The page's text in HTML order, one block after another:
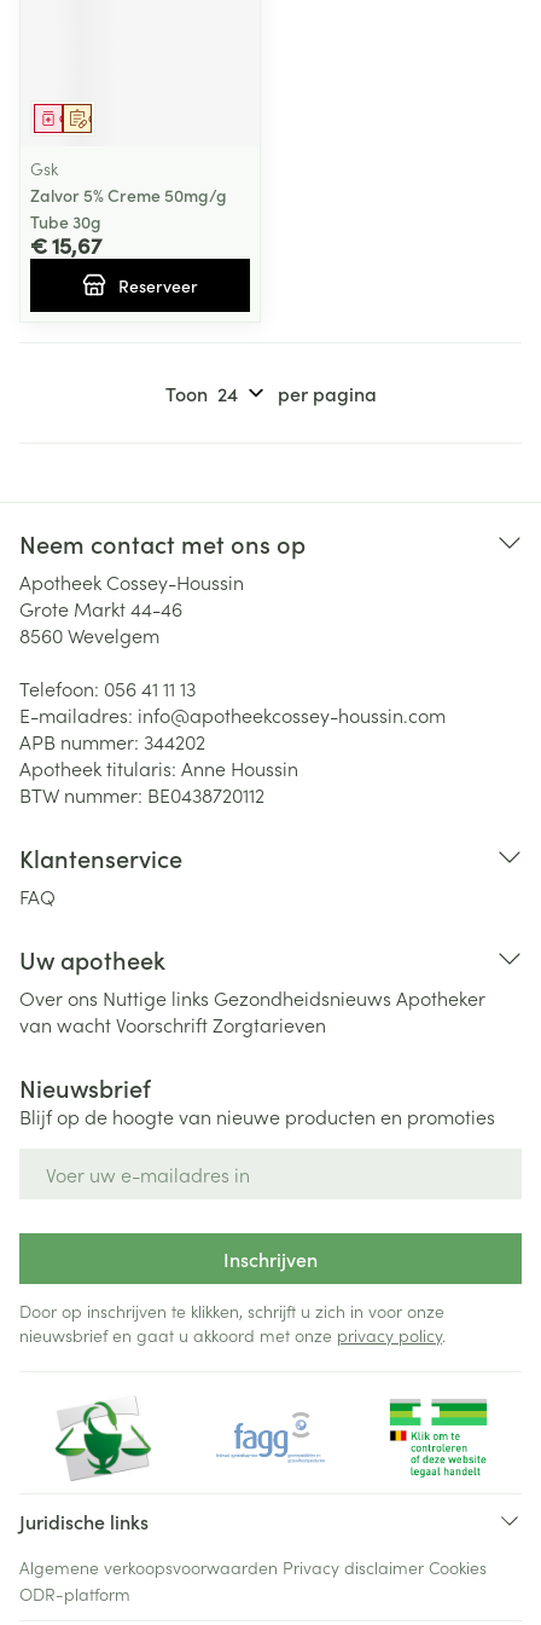
Op voorschrift
Geneesmiddel
Gsk
Zalvor 5% Creme 50mg/g
Tube 30g
€ 15,67
Reserveer
Toon per pagina
Neem contact met ons op
Apotheek Cossey-Houssin
Grote Markt 44-46
8560Wevelgem
Telefoon: 056 41 11 13
E-mailadres: info@apotheekcossey-houssin.com
APB nummer: 344202
Apotheek titularis: Anne Houssin
BTW nummer: BE0438720112
Klantenservice
FAQ
Uw apotheek
Over ons Nuttige links Gezondheidsnieuws Apotheker
van wachtVoorschriftZorgtarieven
Nieuwsbrief
Blijf op de hoogte van nieuwe producten en promoties
Inschrijven
Door op inschrijven te klikken, schrijft u zich in voor onze
nieuwsbrief en gaat u akkoord met onze privacy policy.
Juridische links
Algemene verkoopsvoorwaarden Privacy disclaimer Cookies
ODR-platform